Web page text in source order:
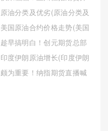
户（为投资者提供了参与香
港恒生指数期货交易的机
会）
原油分类及优劣(原油分类及
优劣分析)
美国原油合约价格走势(美国
原油合约价格走势图)
趁早搞明白！创元期货总部
是哪里的(创元期货排名)
印度伊朗原油增长(印度伊朗
原油增长原因)
颇为重要！纳指期货直播喊